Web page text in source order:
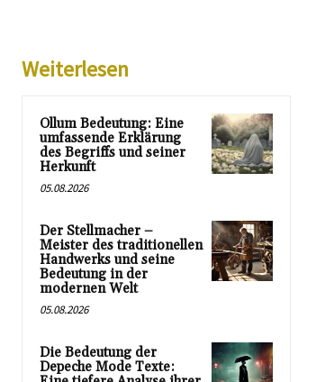
Weiterlesen
Ollum Bedeutung: Eine
umfassende Erklärung
des Begriffs und seiner
Herkunft
05.08.2026
Der Stellmacher –
Meister des traditionellen
Handwerks und seine
Bedeutung in der
modernen Welt
05.08.2026
Die Bedeutung der
Depeche Mode Texte: